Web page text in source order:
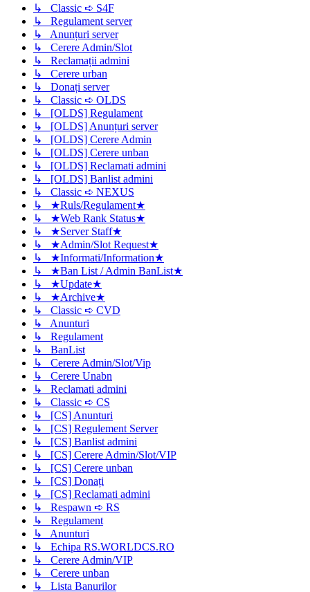
↳ Classic ➪ S4F
↳ Regulament server
↳ Anunțuri server
↳ Cerere Admin/Slot
↳ Reclamații admini
↳ Cerere urban
↳ Donați server
↳ Classic ➪ OLDS
↳ [OLDS] Regulament
↳ [OLDS] Anunțuri server
↳ [OLDS] Cerere Admin
↳ [OLDS] Cerere unban
↳ [OLDS] Reclamati admini
↳ [OLDS] Banlist admini
↳ Classic ➪ NEXUS
↳ ★Ruls/Regulament★
↳ ★Web Rank Status★
↳ ★Server Staff★
↳ ★Admin/Slot Request★
↳ ★Informati/Information★
↳ ★Ban List / Admin BanList★
↳ ★Update★
↳ ★Archive★
↳ Classic ➪ CVD
↳ Anunturi
↳ Regulament
↳ BanList
↳ Cerere Admin/Slot/Vip
↳ Cerere Unabn
↳ Reclamati admini
↳ Classic ➪ CS
↳ [CS] Anunturi
↳ [CS] Regulement Server
↳ [CS] Banlist admini
↳ [CS] Cerere Admin/Slot/VIP
↳ [CS] Cerere unban
↳ [CS] Donați
↳ [CS] Reclamati admini
↳ Respawn ➪ RS
↳ Regulament
↳ Anunturi
↳ Echipa RS.WORLDCS.RO
↳ Cerere Admin/VIP
↳ Cerere unban
↳ Lista Banurilor